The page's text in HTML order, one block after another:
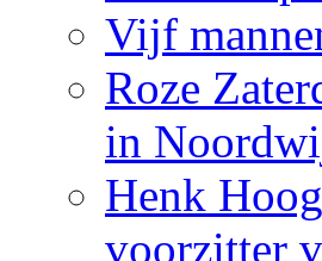
Vijf
Roze
in
Henk
voorzitter